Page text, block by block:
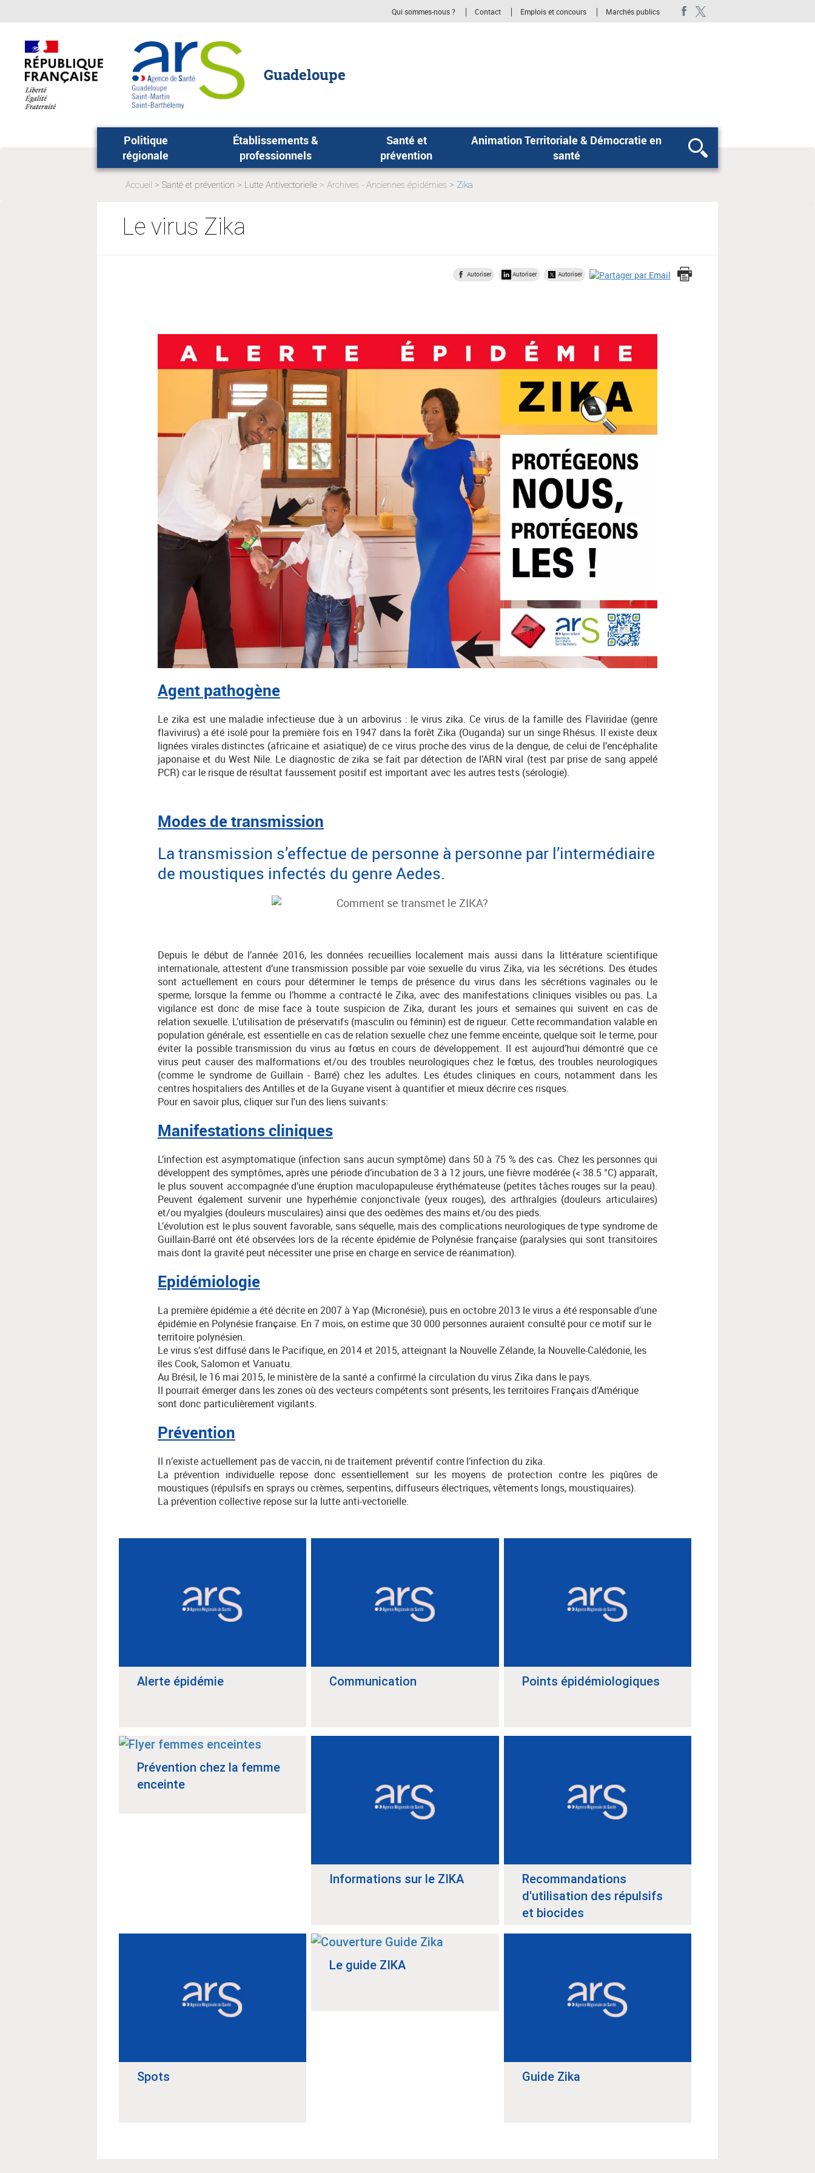
principal,
Qui sommes-nous ? Contact Emplois et concours Marchés publics
Guadeloupe
Politique
régionale
Établissements &
professionnels
Santé et
prévention
Animation Territoriale & Démocratie en
santé
Rechercher
Accueil
Santé et prévention
Lutte Antivectorielle
Archives - Anciennes épidémies
Zika
Le virus Zika
Autoriser Autoriser Autoriser
Agent pathogène
Le zika est une maladie infectieuse due à un arbovirus : le virus zika. Ce virus de la famille des Flaviridae (genre
flavivirus) a été isolé pour la première fois en 1947 dans la forêt Zika (Ouganda) sur un singe Rhésus. Il existe deux
lignées virales distinctes (africaine et asiatique) de ce virus proche des virus de la dengue, de celui de l’encéphalite
japonaise et du West Nile. Le diagnostic de zika se fait par détection de l’ARN viral (test par prise de sang appelé
PCR) car le risque de résultat faussement positif est important avec les autres tests (sérologie).
Modes de transmission
La transmission s’effectue de personne à personne par l’intermédiaire
de moustiques infectés du genre Aedes.
Depuis le début de l’année 2016, les données recueillies localement mais aussi dans la littérature scientifique
internationale, attestent d’une transmission possible par voie sexuelle du virus Zika, via les sécrétions. Des études
sont actuellement en cours pour déterminer le temps de présence du virus dans les sécrétions vaginales ou le
sperme, lorsque la femme ou l’homme a contracté le Zika, avec des manifestations cliniques visibles ou pas. La
vigilance est donc de mise face à toute suspicion de Zika, durant les jours et semaines qui suivent en cas de
relation sexuelle. L’utilisation de préservatifs (masculin ou féminin) est de rigueur. Cette recommandation valable en
population générale, est essentielle en cas de relation sexuelle chez une femme enceinte, quelque soit le terme, pour
éviter la possible transmission du virus au fœtus en cours de développement. Il est aujourd’hui démontré que ce
virus peut causer des malformations et/ou des troubles neurologiques chez le fœtus, des troubles neurologiques
(comme le syndrome de Guillain - Barré) chez les adultes. Les études cliniques en cours, notamment dans les
centres hospitaliers des Antilles et de la Guyane visent à quantifier et mieux décrire ces risques.
Pour en savoir plus, cliquer sur l'un des liens suivants:
Manifestations cliniques
L’infection est asymptomatique (infection sans aucun symptôme) dans 50 à 75 % des cas. Chez les personnes qui
développent des symptômes, après une période d’incubation de 3 à 12 jours, une fièvre modérée (< 38.5 °C) apparaît,
le plus souvent accompagnée d’une éruption maculopapuleuse érythémateuse (petites tâches rouges sur la peau).
Peuvent également survenir une hyperhémie conjonctivale (yeux rouges), des arthralgies (douleurs articulaires)
et/ou myalgies (douleurs musculaires) ainsi que des oedèmes des mains et/ou des pieds.
L’évolution est le plus souvent favorable, sans séquelle, mais des complications neurologiques de type syndrome de
Guillain-Barré ont été observées lors de la récente épidémie de Polynésie française (paralysies qui sont transitoires
mais dont la gravité peut nécessiter une prise en charge en service de réanimation).
Epidémiologie
La première épidémie a été décrite en 2007 à Yap (Micronésie), puis en octobre 2013 le virus a été responsable d’une
épidémie en Polynésie française. En 7 mois, on estime que 30 000 personnes auraient consulté pour ce motif sur le
territoire polynésien.
Le virus s’est diffusé dans le Pacifique, en 2014 et 2015, atteignant la Nouvelle Zélande, la Nouvelle-Calédonie, les
îles Cook, Salomon et Vanuatu.
Au Brésil, le 16 mai 2015, le ministère de la santé a confirmé la circulation du virus Zika dans le pays.
Il pourrait émerger dans les zones où des vecteurs compétents sont présents, les territoires Français d’Amérique
sont donc particulièrement vigilants.
Prévention
Il n’existe actuellement pas de vaccin, ni de traitement préventif contre l’infection du zika.
La prévention individuelle repose donc essentiellement sur les moyens de protection contre les piqûres de
moustiques (répulsifs en sprays ou crèmes, serpentins, diffuseurs électriques, vêtements longs, moustiquaires).
La prévention collective repose sur la lutte anti-vectorielle.
Alerte épidémie Communication Points épidémiologiques
Prévention chez la femme
enceinte
Informations sur le ZIKA
Recommandations
d'utilisation des répulsifs
et biocides
Spots
Le guide ZIKA
Guide Zika